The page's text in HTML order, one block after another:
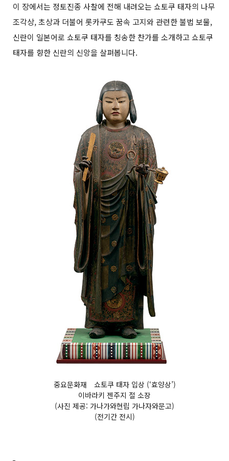
이 장에서는 정토진종 사찰에 전해 내려오는 쇼토쿠 태자의 나무
조각상, 초상과 더불어 롯카쿠도 꿈속 고지와 관련한 불법 보물,
신란이 일본어로 쇼토쿠 태자를 칭송한 찬가를 소개하고 쇼토쿠
태자를 향한 신란의 신앙을 살펴봅니다.
중요문화재 쇼토쿠 태자 입상 (‘효양상’)
이바라키 젠주지 절 소장
(사진 제공: 가나가와현립 가나자와문고)
(전기간 전시)